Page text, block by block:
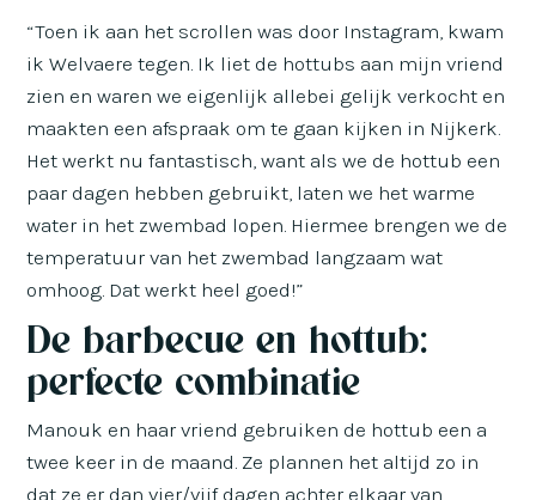
“Toen ik aan het scrollen was door Instagram, kwam
ik Welvaere tegen. Ik liet de hottubs aan mijn vriend
zien en waren we eigenlijk allebei gelijk verkocht en
maakten een afspraak om te gaan kijken in Nijkerk.
Het werkt nu fantastisch, want als we de hottub een
paar dagen hebben gebruikt, laten we het warme
water in het zwembad lopen. Hiermee brengen we de
temperatuur van het zwembad langzaam wat
omhoog. Dat werkt heel goed!”
De barbecue en hottub:
perfecte combinatie
Manouk en haar vriend gebruiken de hottub een a
twee keer in de maand. Ze plannen het altijd zo in
dat ze er dan vier/vijf dagen achter elkaar van